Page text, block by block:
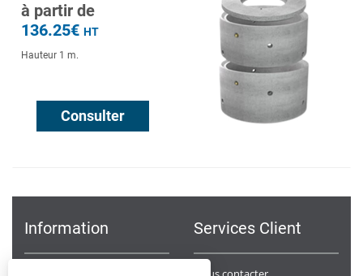
à partir de
136.25€ HT
Hauteur 1 m.
Consulter
Information Services Client